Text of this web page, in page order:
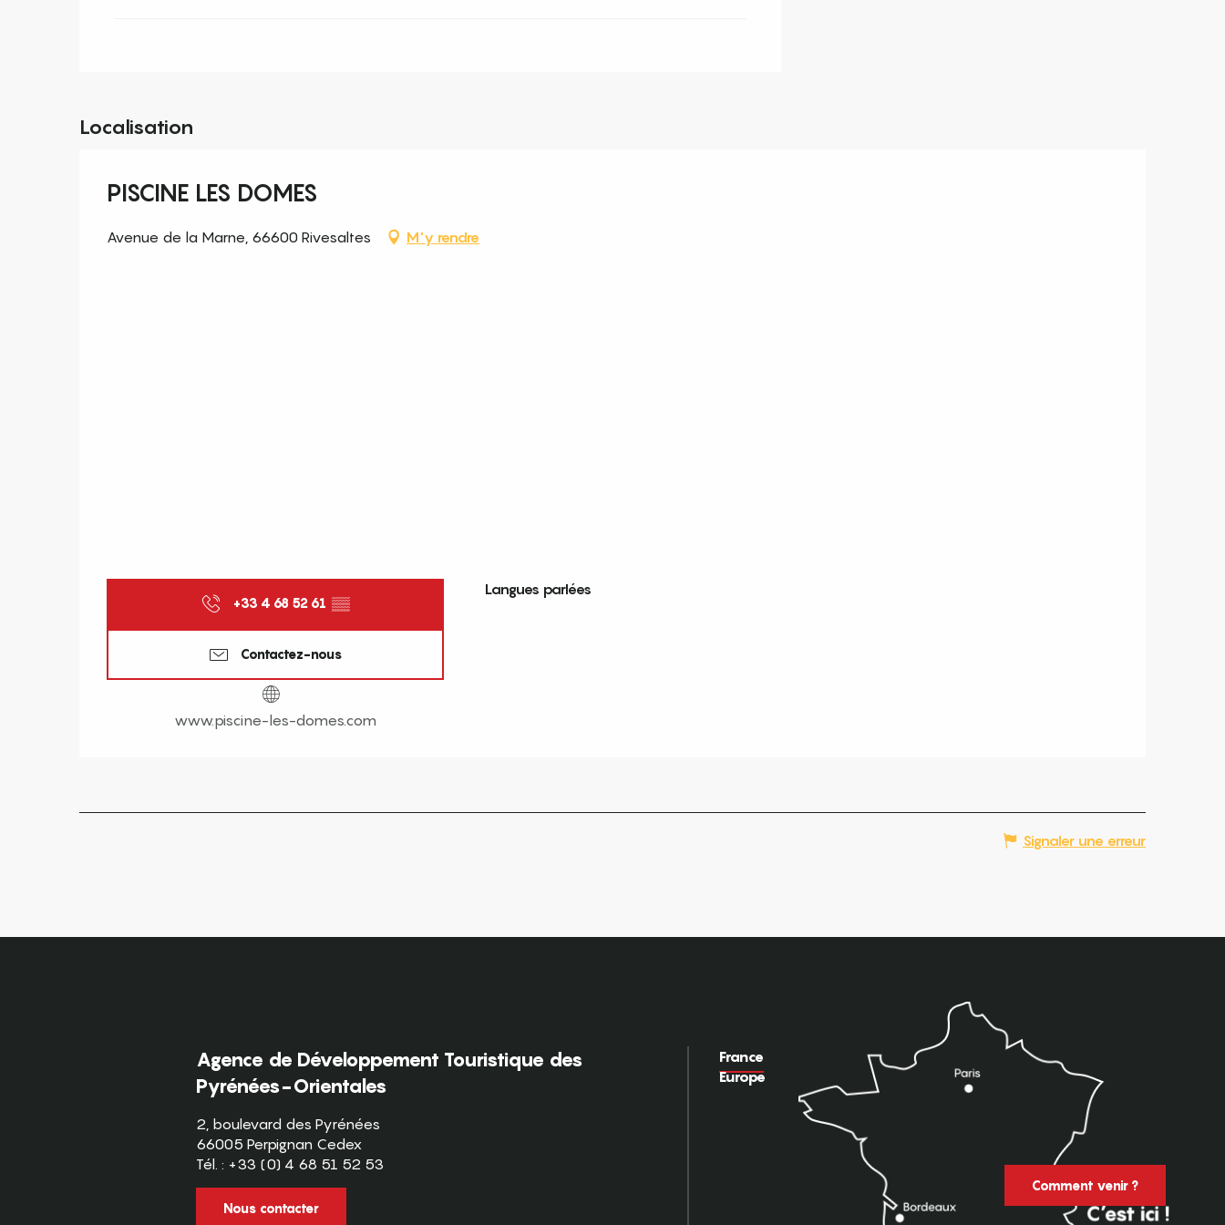
Localisation
PISCINE LES DOMES
Avenue de la Marne, 66600 Rivesaltes M'y rendre
+33 4 68 52 61 ▒▒
Contactez-nous
www.piscine-les-domes.com
Langues parlées
Langues parlées
Signaler une erreur
Agence de Développement Touristique des
Pyrénées-Orientales
2, boulevard des Pyrénées
66005 Perpignan Cedex
Tél. : +33 (0) 4 68 51 52 53
Nous contacter
France
Europe
Comment venir ?